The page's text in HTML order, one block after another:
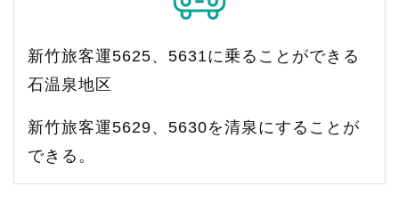
新竹旅客運5625、5631に乗ることができる
石温泉地区
新竹旅客運5629、5630を清泉にすることが
できる。